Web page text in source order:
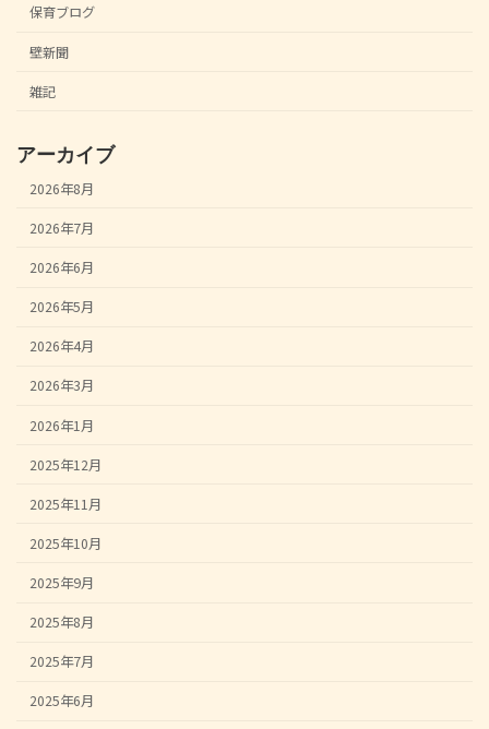
保育ブログ
壁新聞
雑記
アーカイブ
2026年8月
2026年7月
2026年6月
2026年5月
2026年4月
2026年3月
2026年1月
2025年12月
2025年11月
2025年10月
2025年9月
2025年8月
2025年7月
2025年6月